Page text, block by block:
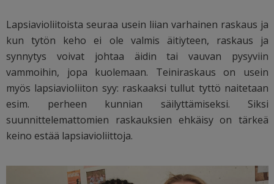
Lapsiavioliitoista seuraa usein liian varhainen raskaus ja
kun tytön keho ei ole valmis äitiyteen, raskaus ja
synnytys voivat johtaa äidin tai vauvan pysyviin
vammoihin, jopa kuolemaan. Teiniraskaus on usein
myös lapsiavioliiton syy: raskaaksi tullut tyttö naitetaan
esim. perheen kunnian säilyttämiseksi. Siksi
suunnittelemattomien raskauksien ehkäisy on tärkeä
keino estää lapsiavioliittoja.